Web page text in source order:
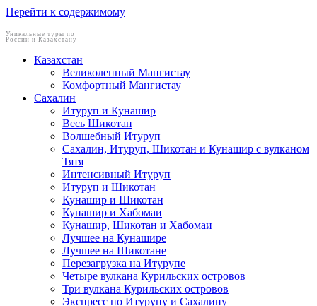
Перейти к содержимому
Уникальные туры по
России и Казахстану
Казахстан
Великолепный Мангистау
Комфортный Мангистау
Сахалин
Итуруп и Кунашир
Весь Шикотан
Волшебный Итуруп
Сахалин, Итуруп, Шикотан и Кунашир с вулканом
Тятя
Интенсивный Итуруп
Итуруп и Шикотан
Кунашир и Шикотан
Кунашир и Хабомаи
Кунашир, Шикотан и Хабомаи
Лучшее на Кунашире
Лучшее на Шикотане
Перезагрузка на Итурупе
Четыре вулкана Курильских островов
Три вулкана Курильских островов
Экспресс по Итурупу и Сахалину